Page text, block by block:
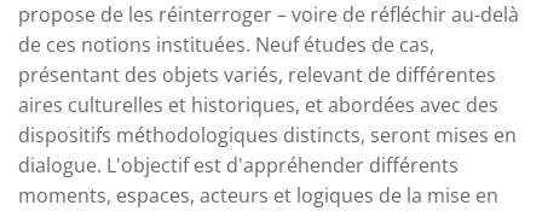
propose de les réinterroger – voire de réfléchir au-delà
de ces notions instituées. Neuf études de cas,
présentant des objets variés, relevant de différentes
aires culturelles et historiques, et abordées avec des
dispositifs méthodologiques distincts, seront mises en
dialogue. L'objectif est d'appréhender différents
moments, espaces, acteurs et logiques de la mise en